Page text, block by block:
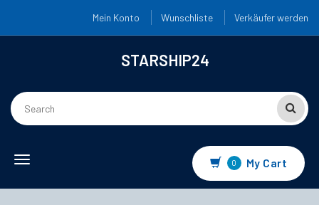
Mein Konto Wunschliste Verkäufer werden
STARSHIP24
Toggle navigation 0 My Cart